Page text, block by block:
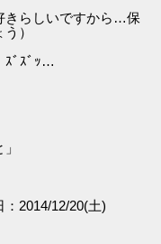
きらしいですから…保
）
ｽﾞｽﾞｯ…
：2014/12/20(土)